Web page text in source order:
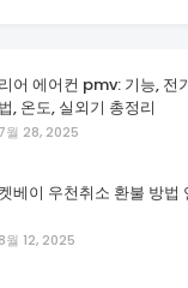
어 에어컨 pmv: 기능, 전
, 온도, 실외기 총정리
7월 28, 2025
베이 우천취소 환불 방법
8월 12, 2025